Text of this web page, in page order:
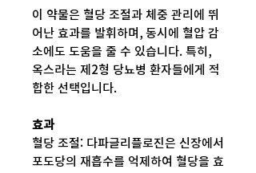
이 약물은 혈당 조절과 체중 관리에 뛰
어난 효과를 발휘하며, 동시에 혈압 감
소에도 도움을 줄 수 있습니다. 특히,
옥스라는 제2형 당뇨병 환자들에게 적
합한 선택입니다.
효과
혈당 조절: 다파글리플로진은 신장에서
포도당의 재흡수를 억제하여 혈당을 효